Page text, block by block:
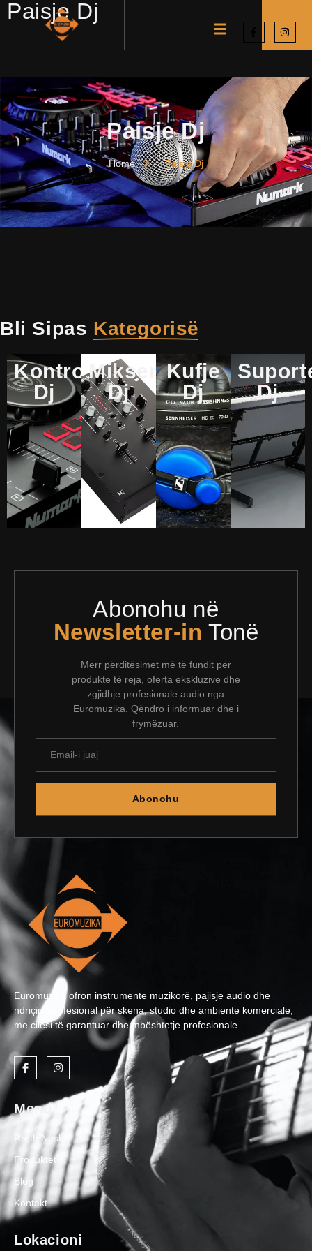
Paisje Dj
Paisje Dj
Home Paisje Dj
Bli Sipas Kategorisë
Kontroller
Dj
Mikser
Dj
Kufje
Dj
Dj
Abonohu në
Newsletter-in Tonë
Merr përditësimet më të fundit për
produkte të reja, oferta ekskluzive dhe
zgjidhje profesionale audio nga
Euromuzika. Qëndro i informuar dhe i
frymëzuar.
Abonohu
Euromuzika ofron instrumente muzikorë, pajisje audio dhe
ndriçim profesional për skena, studio dhe ambiente komerciale,
me cilësi të garantuar dhe mbështetje profesionale.
Menu
Rreth Nesh
Produktet
Blog
Kontakt
Lokacioni